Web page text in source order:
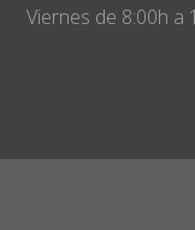
Viernes de 8:00h a